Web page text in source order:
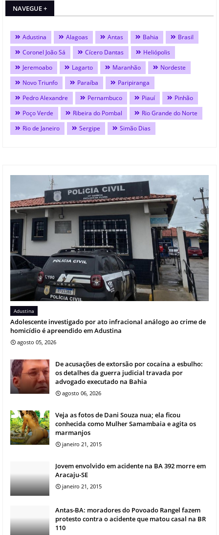
NAVEGUE +
Adustina Alagoas Antas Bahia
Brasil
Coronel João Sá
Cícero Dantas
Heliópolis
Jeremoabo
Lagarto Maranhão
Nordeste
Novo Triunfo
Paraíba
Paripiranga
Pedro Alexandre
Pernambuco Piauí
Pinhão
Poço Verde
Ribeira do Pombal
Rio Grande do Norte
Rio de Janeiro
Sergipe Simão Dias
Adustina
Adolescente investigado por ato infracional análogo ao crime de
homicídio é apreendido em Adustina
agosto 05, 2026
De acusações de extorsão por cocaína a esbulho:
os detalhes da guerra judicial travada por
advogado executado na Bahia
agosto 06, 2026
Veja as fotos de Dani Souza nua; ela ficou
conhecida como Mulher Samambaia e agita os
marmanjos
janeiro 21, 2015
Jovem envolvido em acidente na BA 392 morre em
Aracaju-SE
janeiro 21, 2015
Antas-BA: moradores do Povoado Rangel fazem
protesto contra o acidente que matou casal na BR
110